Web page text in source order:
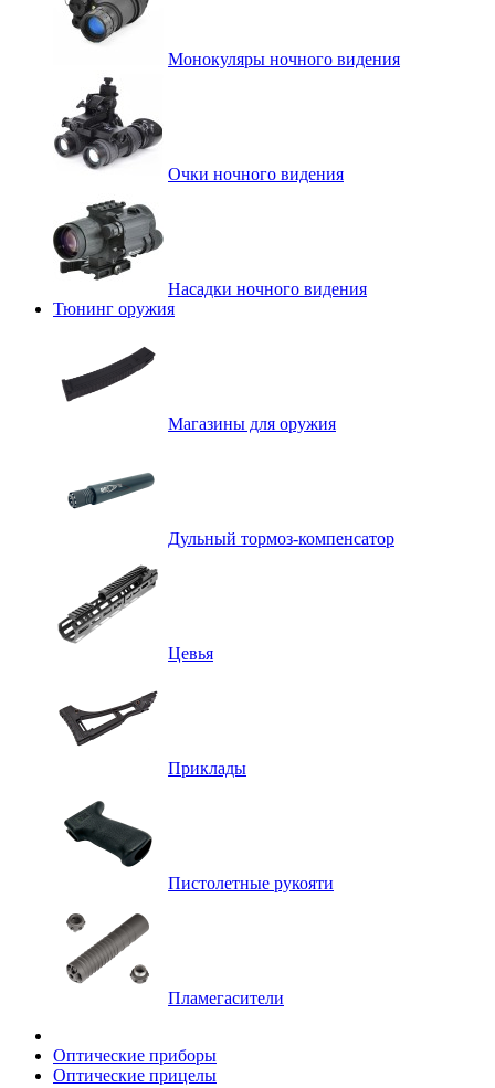
Монокуляры ночного видения
Очки ночного видения
Насадки ночного видения
Тюнинг оружия
Магазины для оружия
Дульный тормоз-компенсатор
Цевья
Приклады
Пистолетные рукояти
Пламегасители
Оптические приборы
Оптические прицелы